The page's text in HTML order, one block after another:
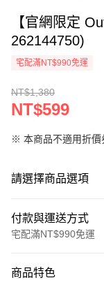
【官網限定
262144750)
宅配滿NT$990免運
NT$1,380
NT$599
※ 本商品不適用折價
請選擇商品選項
付款與運送方式
宅配滿NT$990免運
信用卡一次付款
商品特色